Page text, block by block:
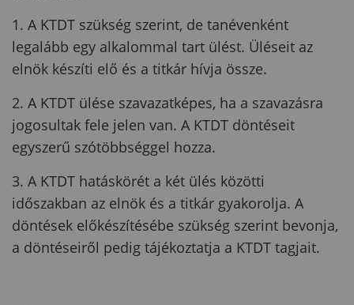
1. A KTDT szükség szerint, de tanévenként
legalább egy alkalommal tart ülést. Üléseit az
elnök készíti elő és a titkár hívja össze.
2. A KTDT ülése szavazatképes, ha a szavazásra
jogosultak fele jelen van. A KTDT döntéseit
egyszerű szótöbbséggel hozza.
3. A KTDT hatáskörét a két ülés közötti
időszakban az elnök és a titkár gyakorolja. A
döntések előkészítésébe szükség szerint bevonja,
a döntéseiről pedig tájékoztatja a KTDT tagjait.